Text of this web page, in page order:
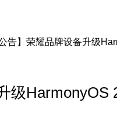
公告】荣耀品牌设备升级
级HarmonyOS